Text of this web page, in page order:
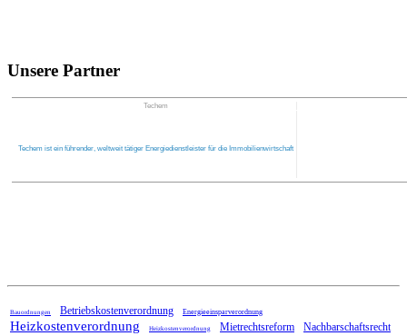
Unsere Partner
Techem
Techem ist ein führender, weltweit tätiger Energiedienstleister für die Immobilienwirtschaft
Bauordnungen Betriebskostenverordnung Energieeinsparverordnung
Heizkostenverordnung Heizkostenverordnung Mietrechtsreform Nachbarschaftsrecht